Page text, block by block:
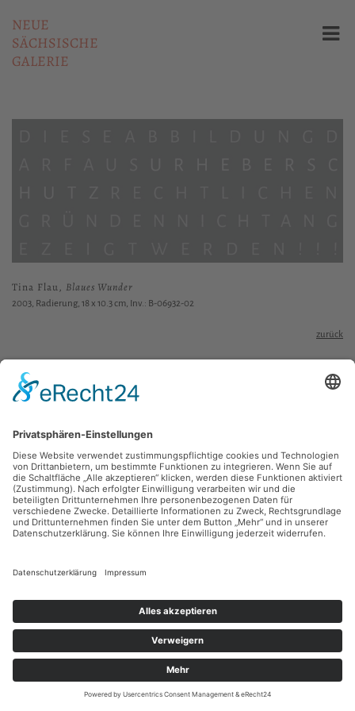
NEUE
SÄCHSISCHE
GALERIE
Tina Flau, Blaues Wunder
2003, Radierung, 18 x 10.3 cm, Inv.: B-06932-02
zurück
Sie haben Fragen?
Bitte schreiben Sie ansammlung@kunsthuette.de
Kontakt
Newsletter
Datenschutz
Impressum
Facebook
Instagram
Youtube